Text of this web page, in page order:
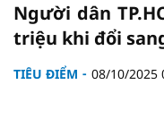
Người dân
triệu khi đổi
TIÊU ĐIỂM 08/10/2025